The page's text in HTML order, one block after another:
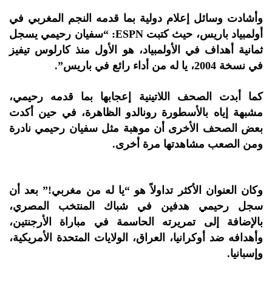
وأشادت وسائل إعلام دولية بما قدمه النجم المغربي في
أولمبياد باريس، حيث كتبت ESPN:
“سفيان رحيمي يسجل
ثمانية أهداف في الأولمبياد، هو الأول منذ كارلوس تيفيز
في نسخة 2004، يا له من أداء رائع في باريس”.
كما أبدت الصحف اللاتينية إعجابها بما قدمه رحيمي،
مشبهة إياه بالأسطورة رونالدو الظاهرة، في حين أكدت
بعض الصحف الأخرى أن موهبة مثل سفيان رحيمي نادرة
ومن الصعب مشاهدتها مرة أخرى.
وكان العنوان الأكثر تداولاً هو “يا له من مغربي!”بعد أن
سجل رحيمي هدفين في شباك المنتخب المصري،
بالإضافة إلى تمريرته الحاسمة في مباراة الأرجنتين،
وأهدافه ضد أوكرانيا، العراق، الولايات المتحدة الأمريكية،
وإسبانيا.